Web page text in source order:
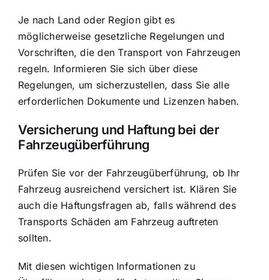
Je nach Land oder Region gibt es
möglicherweise gesetzliche Regelungen und
Vorschriften, die den Transport von Fahrzeugen
regeln. Informieren Sie sich über diese
Regelungen, um sicherzustellen, dass Sie alle
erforderlichen Dokumente und Lizenzen haben.
Versicherung und Haftung bei der
Fahrzeugüberführung
Prüfen Sie vor der Fahrzeugüberführung, ob Ihr
Fahrzeug ausreichend versichert ist. Klären Sie
auch die Haftungsfragen ab, falls während des
Transports Schäden am Fahrzeug auftreten
sollten.
Mit diesen wichtigen Informationen zu